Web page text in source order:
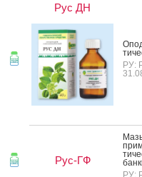
Рус ДН
РУ:
Рус-ГФ
РУ: